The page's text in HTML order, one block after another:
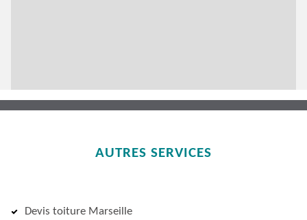
AUTRES SERVICES
Devis toiture Marseille